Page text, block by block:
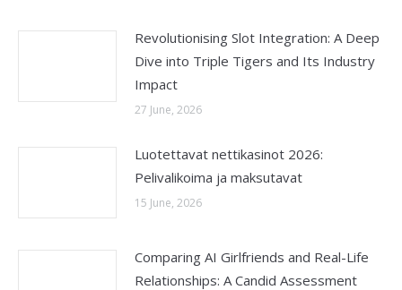
Revolutionising Slot Integration: A Deep
Dive into Triple Tigers and Its Industry
Impact
27 June, 2026
Luotettavat nettikasinot 2026:
Pelivalikoima ja maksutavat
15 June, 2026
Comparing AI Girlfriends and Real-Life
Relationships: A Candid Assessment